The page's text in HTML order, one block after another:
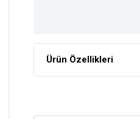
Ürün Özellikleri